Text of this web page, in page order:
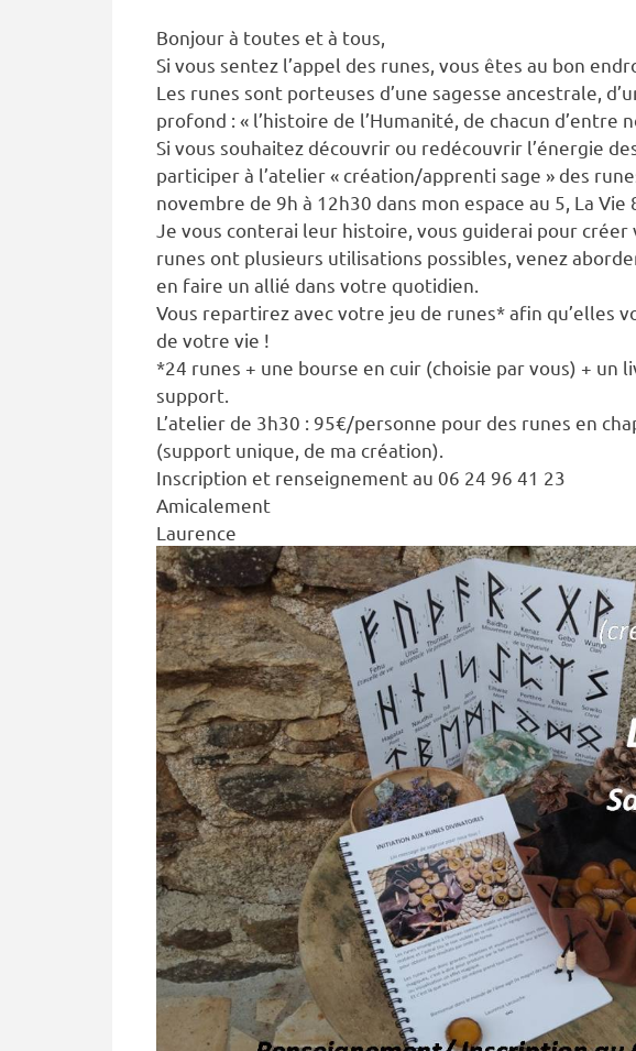
Bonjour à toutes et à tous,
Si vous sentez l’appel des runes, vous êtes au bon
Les runes sont porteuses d’une sagesse ancestrale,
profond : « l’histoire de l’Humanité, de chacun d’entre
Si vous souhaitez découvrir ou redécouvrir l’énergie
participer à l’atelier « création/apprenti sage » des
novembre de 9h à 12h30 dans mon espace au 5, La Vie
Je vous conterai leur histoire, vous guiderai pour
runes ont plusieurs utilisations possibles, venez
en faire un allié dans votre quotidien.
Vous repartirez avec votre jeu de runes* afin qu’elles
de votre vie !
*24 runes + une bourse en cuir (choisie par vous) + un
support.
L’atelier de 3h30 : 95€/personne pour des runes en
(support unique, de ma création).
Inscription et renseignement au 06 24 96 41 23
Amicalement
Laurence